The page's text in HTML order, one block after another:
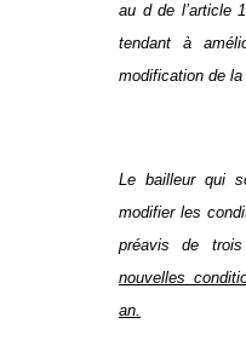
au d de l’article
tendant à
modification de la
Le bailleur qui
modifier les
préavis de
nouvelles
an.